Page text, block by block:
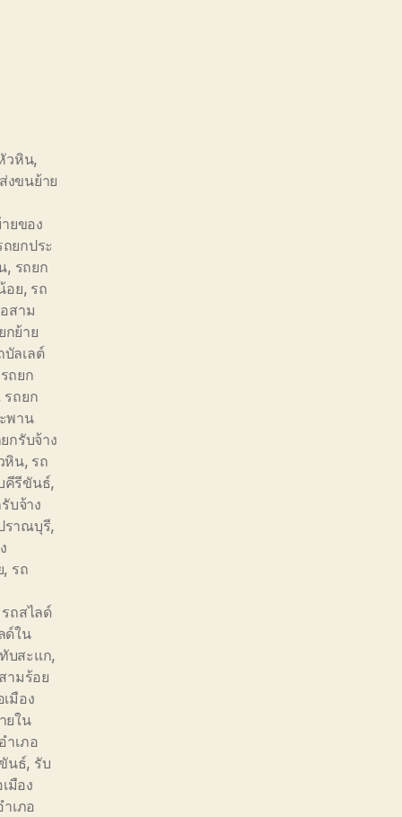
วหิน,
งขนย้าย
ยของ
ยกประ
, รถยก
อย, รถ
สาม
กย้าย
บัลเลต์
รถยก
รถยก
พาน
กรับจ้าง
หิน, รถ
คีรีขันธ์,
บจ้าง
ราณบุรี,
, รถ
รถสไลด์
ด์ใน
บสะแก,
ามร้อย
มือง
ยใน
ำเภอ
นธ์, รับ
มือง
เภอ